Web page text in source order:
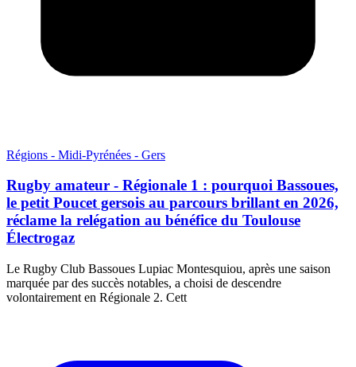
Régions - Midi-Pyrénées - Gers
Rugby amateur - Régionale 1 : pourquoi Bassoues,
le petit Poucet gersois au parcours brillant en 2026,
réclame la relégation au bénéfice du Toulouse
Électrogaz
Le Rugby Club Bassoues Lupiac Montesquiou, après une saison
marquée par des succès notables, a choisi de descendre
volontairement en Régionale 2. Cett